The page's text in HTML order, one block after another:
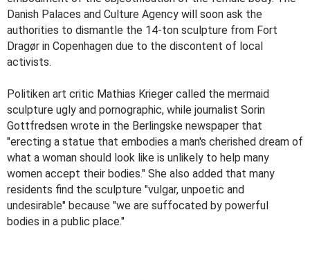
Danish Palaces and Culture Agency will soon ask the
authorities to dismantle the 14-ton sculpture from Fort
Dragør in Copenhagen due to the discontent of local
activists.
Politiken art critic Mathias Krieger called the mermaid
sculpture ugly and pornographic, while journalist Sorin
Gottfredsen wrote in the Berlingske newspaper that
"erecting a statue that embodies a man's cherished dream of
what a woman should look like is unlikely to help many
women accept their bodies." She also added that many
residents find the sculpture "vulgar, unpoetic and
undesirable" because "we are suffocated by powerful
bodies in a public place."